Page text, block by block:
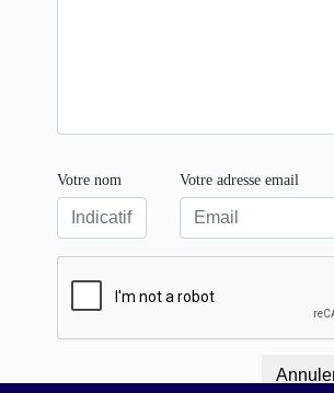
Votre nom Votre adresse email